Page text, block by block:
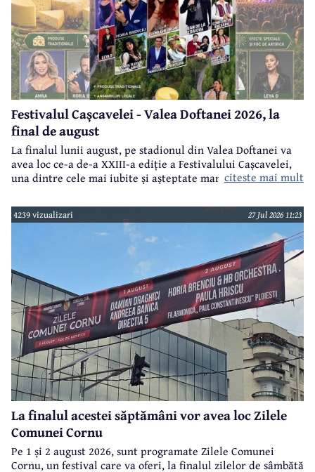
Festivalul Cașcavelei - Valea Doftanei 2026, la
final de august
La finalul lunii august, pe stadionul din Valea Doftanei va
avea loc ce-a de-a XXIII-a ediție a Festivalului Cașcavelei,
una dintre cele mai iubite și așteptate manifestări de acest
citeste mai mult
4239 vizualizari 27 Jul 2026 11:23
La finalul acestei săptămâni vor avea loc Zilele
Comunei Cornu
Pe 1 și 2 august 2026, sunt programate Zilele Comunei
Cornu, un festival care va oferi, la finalul zilelor de sâmbătă